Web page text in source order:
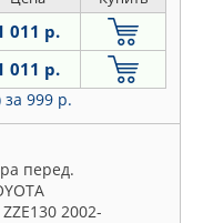
011 р.
011 р.
за 999 р.
перед.
2002-